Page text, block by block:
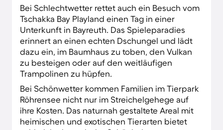
Bei Schlechtwetter rettet auch ein Besuch vom
Tschakka Bay Playland einen Tag in einer
Unterkunft in Bayreuth. Das Spieleparadies
erinnert an einen echten Dschungel und lädt
dazu ein, im Baumhaus zu toben, den Vulkan
zu besteigen oder auf den weitläufigen
Trampolinen zu hüpfen.
Bei Schönwetter kommen Familien im Tierpark
Röhrensee nicht nur im Streichelgehege auf
ihre Kosten. Das naturnah gestaltete Areal mit
heimischen und exotischen Tierarten bietet